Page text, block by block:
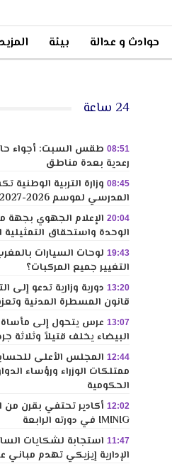
حوادث و عدالة بيئة المزيد
24 ساعة
08:51 طقس السبت: أجواء
رعدية بعدة مناطق
08:45 وزارة التربية
المدرسي لموسم 2026-2027
20:04 الإعلام الجهوي
الوحدة واستحقاق التمثيلية
19:43 لوحات السيارات
التغيير جميع المركبات؟
13:20 دورية وزارية تدعو إلى
قانون المسطرة المدنية
13:07 عرس يتحول إلى مأساة
البيضاء يخلف قتيلاً وثلاثة
12:44 المجلس الأعلى
ممتلكات الوزراء ورؤساء
الحكومية
12:02 أكادير تحتفي بقرن من
IMINIG في دورته الرابعة
11:47 استجابة لشكايات
الإدارية إيزيكي تهدم